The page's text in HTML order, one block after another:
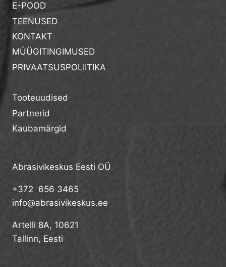
E-POOD
TEENUSED
KONTAKT
MÜÜGITINGIMUSED
PRIVAATSUSPOLIITIKA
Tooteuudised
Partnerid
Kaubamärgid
Abrasivikeskus Eesti OÜ
+372 656 3465
info@abrasivikeskus.ee
Artelli 8A, 10621
Tallinn, Eesti